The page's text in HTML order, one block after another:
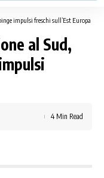
impulsi freschi sull’Est Europa
al Sud,
4 Min Read